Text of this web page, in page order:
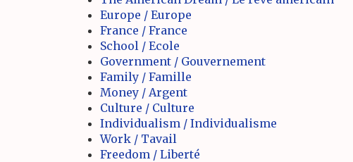
Europe / Europe
France / France
School / Ecole
Government / Gouvernement
Family / Famille
Money / Argent
Culture / Culture
Individualism / Individualisme
Work / Tavail
Freedom / Liberté